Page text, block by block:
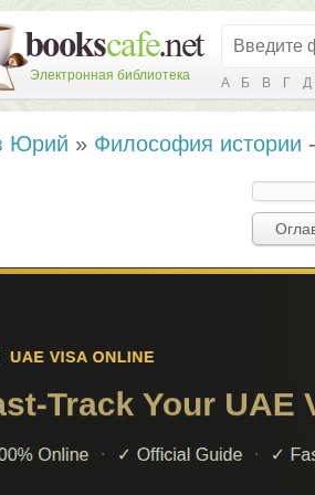
Электронная библиотека А Б В Г Д
Юрий » Философия истории